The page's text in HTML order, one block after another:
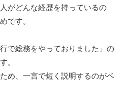
がどんな経歴を持っているの
です。
で総務をやっておりました」の
。
め、一言で短く説明するのがベ